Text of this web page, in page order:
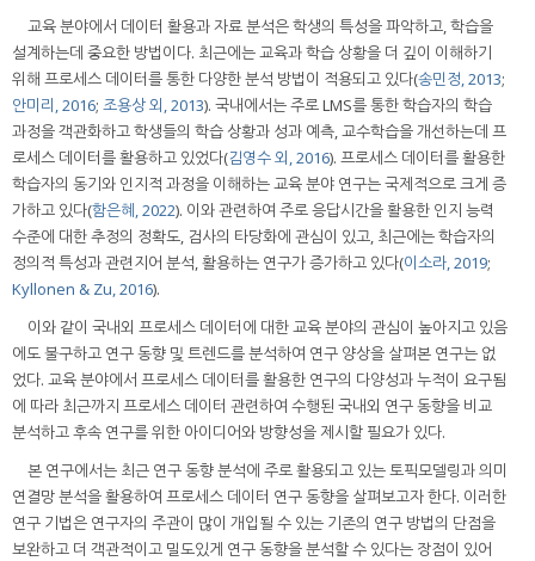
교육 분야에서 데이터 활용과 자료 분석은 학생의 특성을 파악하고, 학습을
설계하는데 중요한 방법이다. 최근에는 교육과 학습 상황을 더 깊이 이해하기
위해 프로세스 데이터를 통한 다양한 분석 방법이 적용되고 있다(송민정, 2013;
안미리, 2016; 조용상 외, 2013). 국내에서는 주로 LMS를 통한 학습자의 학습
과정을 객관화하고 학생들의 학습 상황과 성과 예측, 교수학습을 개선하는데 프
로세스 데이터를 활용하고 있었다(김영수 외, 2016). 프로세스 데이터를 활용한
학습자의 동기와 인지적 과정을 이해하는 교육 분야 연구는 국제적으로 크게 증
가하고 있다(함은혜, 2022). 이와 관련하여 주로 응답시간을 활용한 인지 능력
수준에 대한 추정의 정확도, 검사의 타당화에 관심이 있고, 최근에는 학습자의
정의적 특성과 관련지어 분석, 활용하는 연구가 증가하고 있다(이소라, 2019;
Kyllonen & Zu, 2016).
이와 같이 국내외 프로세스 데이터에 대한 교육 분야의 관심이 높아지고 있음
에도 불구하고 연구 동향 및 트렌드를 분석하여 연구 양상을 살펴본 연구는 없
었다. 교육 분야에서 프로세스 데이터를 활용한 연구의 다양성과 누적이 요구됨
에 따라 최근까지 프로세스 데이터 관련하여 수행된 국내외 연구 동향을 비교
분석하고 후속 연구를 위한 아이디어와 방향성을 제시할 필요가 있다.
본 연구에서는 최근 연구 동향 분석에 주로 활용되고 있는 토픽모델링과 의미
연결망 분석을 활용하여 프로세스 데이터 연구 동향을 살펴보고자 한다. 이러한
연구 기법은 연구자의 주관이 많이 개입될 수 있는 기존의 연구 방법의 단점을
보완하고 더 객관적이고 밀도있게 연구 동향을 분석할 수 있다는 장점이 있어